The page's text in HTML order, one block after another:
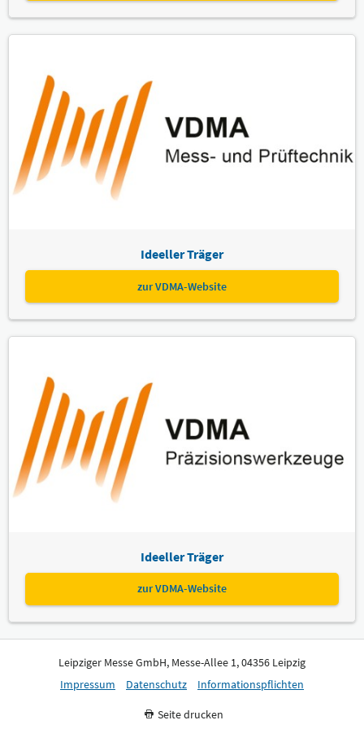
Sprache
Deutsch
Themen
FORUM.interaktiv | Fachforum "Automation"
Ideeller Träger
zur VDMA-Website
Ideeller Träger
zur VDMA-Website
Leipziger Messe GmbH, Messe-Allee 1, 04356 Leipzig
Impressum
Datenschutz Informationspflichten
Seite drucken